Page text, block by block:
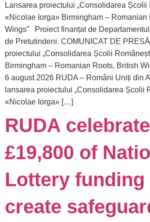
Lansarea proiectului „Consolidarea Școlii
«Nicolae Iorga» Birmingham – Romanian
Wings” Proiect finanțat de
de Pretutindeni. COMUNICAT DE
proiectului „Consolidarea Școlii
Birmingham – Romanian Roots, British
6 august 2026 RUDA – Români Uniți din
lansarea proiectului „Consolidarea Școlii
«Nicolae Iorga» […]
RUDA
£19,800 of
Lottery funding
create